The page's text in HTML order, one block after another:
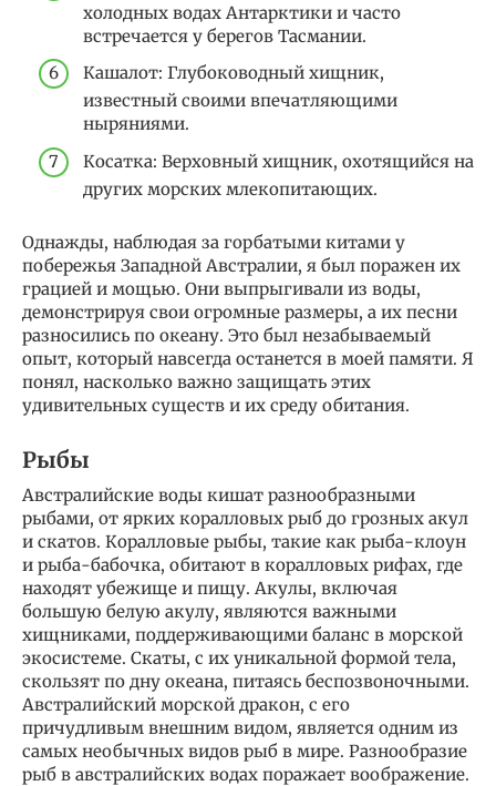
холодных водах Антарктики и часто
встречается у берегов Тасмании.
Кашалот: Глубоководный хищник,
известный своими впечатляющими
ныряниями.
Косатка: Верховный хищник, охотящийся на
других морских млекопитающих.
Однажды, наблюдая за горбатыми китами у
побережья Западной Австралии, я был поражен их
грацией и мощью. Они выпрыгивали из воды,
демонстрируя свои огромные размеры, а их песни
разносились по океану. Это был незабываемый
опыт, который навсегда останется в моей памяти. Я
понял, насколько важно защищать этих
удивительных существ и их среду обитания.
Рыбы
Австралийские воды кишат разнообразными
рыбами, от ярких коралловых рыб до грозных акул
и скатов. Коралловые рыбы, такие как рыба-клоун
и рыба-бабочка, обитают в коралловых рифах, где
находят убежище и пищу. Акулы, включая
большую белую акулу, являются важными
хищниками, поддерживающими баланс в морской
экосистеме. Скаты, с их уникальной формой тела,
скользят по дну океана, питаясь беспозвоночными.
Австралийский морской дракон, с его
причудливым внешним видом, является одним из
самых необычных видов рыб в мире. Разнообразие
рыб в австралийских водах поражает воображение.